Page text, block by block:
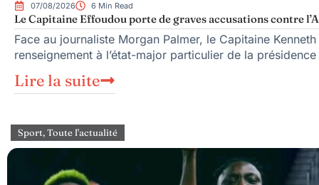
07/08/2026 6 Min Read
Le Capitaine Effoudou porte de graves accusations contre
Face au journaliste Morgan Palmer, le Capitaine
renseignement à l’état-major particulier de la
Lire la suite
Sport,Toute l'actualité